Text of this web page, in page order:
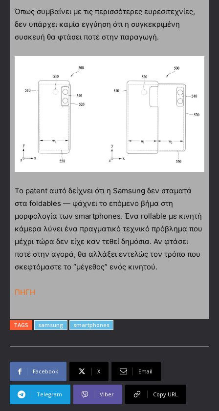
Όπως συμβαίνει με τις περισσότερες ευρεσιτεχνίες,
δεν υπάρχει καμία εγγύηση ότι η συγκεκριμένη
συσκευή θα φτάσει ποτέ στην παραγωγή.
Το patent αυτό δείχνει ότι η Samsung δεν σταματά
στα foldables — ψάχνει το επόμενο βήμα στη
μορφολογία των smartphones. Ένα rollable με κινητή
κάμερα λύνει ένα πραγματικό τεχνικό πρόβλημα που
μέχρι τώρα δεν είχε καν τεθεί δημόσια. Αν φτάσει
ποτέ στην αγορά, θα αλλάξει εντελώς τον τρόπο που
σκεφτόμαστε το “μέγεθος” ενός κινητού.
ΠΗΓΗ
TAGS samsung smartphones
Facebook X Email
Telegram Viber Copy URL